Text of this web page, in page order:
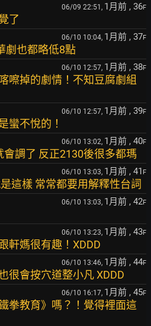
06/09 22:51, 1月前 , 36F
了
06/10 10:04, 1月前 , 37F
劇也都略低8點
06/10 12:57, 1月前 , 38F
嚓掉的劇情！不知豆腐劇組
06/10 12:57, 1月前 , 39F
蠻不悅的！
06/10 13:02, 1月前 , 40F
會調了 反正2130後很多都瑪
06/10 13:03, 1月前 , 41 F
這樣 常常都要用解釋性台詞
06/10 13:03, 1月前 , 42F
06/10 13:23, 1月前 , 43F
軒媽很有趣！XDDD
06/10 13:46, 1月前 , 44F
很會按穴道整小凡 XDDD
06/10 16:17, 1月前 , 45F
拳教育》嗎？！覺得裡面這